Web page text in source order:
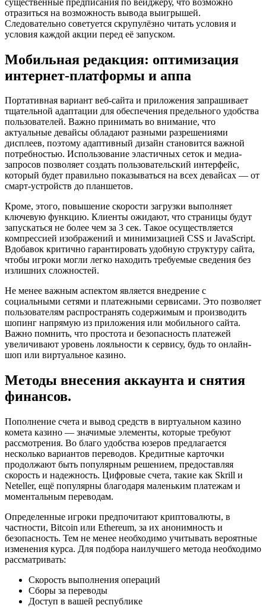
отразиться на возможность вывода выигрышей.
Следовательно советуется скрупулёзно читать условия и
условия каждой акции перед её запуском.
Мобильная редакция: оптимизация
интернет-платформы и аппа
Портативная вариант веб-сайта и приложения запрашивает
тщательной адаптации для обеспечения предельного удобства
пользователей. Важно принимать во внимание, что
актуальные девайсы обладают разными разрешениями
дисплеев, поэтому адаптивный дизайн становится важной
потребностью. Использование эластичных сеток и медиа-
запросов позволяет создать пользовательский интерфейс,
который будет правильно показываться на всех девайсах — от
смарт-устройств до планшетов.
Кроме, этого, повышение скорости загрузки выполняет
ключевую функцию. Клиенты ожидают, что страницы будут
запускаться не более чем за 3 сек. Такое осуществляется
компрессией изображений и минимизацией CSS и JavaScript.
Вдобавок критично гарантировать удобную структуру сайта,
чтобы игроки могли легко находить требуемые сведения без
излишних сложностей.
Не менее важным аспектом является внедрение с
социальными сетями и платежными сервисами. Это позволяет
пользователям распространять содержимым и производить
шопинг напрямую из приложения или мобильного сайта.
Важно помнить, что простота и безопасность платежей
увеличивают уровень лояльности к сервису, будь то онлайн-
шоп или виртуальное казино.
Методы внесения аккаунта и снятия
финансов.
Пополнение счета и вывод средств в виртуальном казино
комета казино — значимые элементы, которые требуют
рассмотрения. Во благо удобства юзеров предлагается
несколько вариантов переводов. Кредитные карточки
продолжают быть популярным решением, предоставляя
скорость и надежность. Цифровые счета, такие как Skrill и
Neteller, ещё популярны благодаря маленьким платежам и
моментальным переводам.
Определенные игроки предпочитают криптовалюты, в
частности, Bitcoin или Ethereum, за их анонимность и
безопасность. Тем не менее необходимо учитывать вероятные
изменения курса. Для подбора наилучшего метода необходимо
рассматривать:
Скорость выполнения операций
Сборы за переводы
Доступ в вашей республике